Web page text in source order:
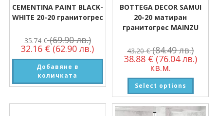
CEMENTINA PAINT BLACK-
WHITE 20-20 гранитогрес
35.74€ (69.90 лв.)
32.16 € (62.90 лв.)
Добавяне в
количката
BOTTEGA DECOR SAMUI
20-20 матиран
гранитогрес MAINZU
43.20€ (84.49 лв.)
38.88 € (76.04 лв.)
кв.м.
Select options